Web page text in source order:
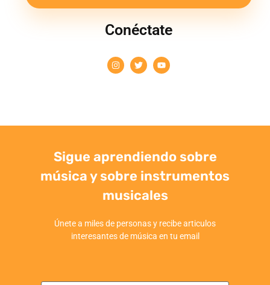
Conéctate
Sigue aprendiendo sobre
música y sobre instrumentos
musicales
Únete a miles de personas y recibe articulos
interesantes de música en tu email